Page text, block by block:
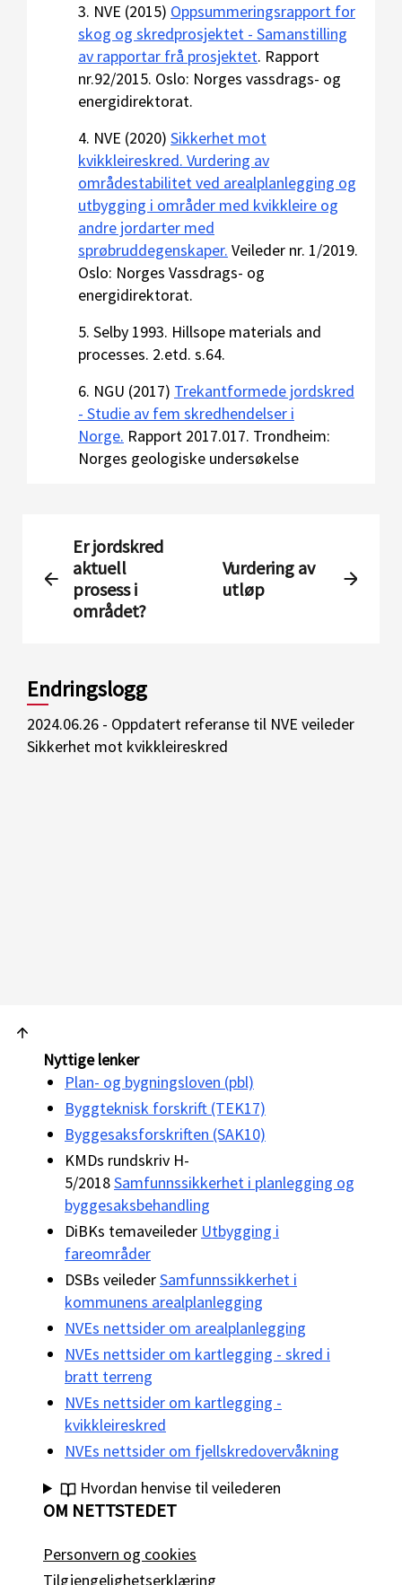
3. NVE (2015) Oppsummeringsrapport for
skog og skredprosjektet - Samanstilling
av rapportar frå prosjektet. Rapport
nr.92/2015. Oslo: Norges vassdrags- og
energidirektorat.
4. NVE (2020) Sikkerhet mot
kvikkleireskred. Vurdering av
områdestabilitet ved arealplanlegging og
utbygging i områder med kvikkleire og
andre jordarter med
sprøbruddegenskaper. Veileder nr. 1/2019.
Oslo: Norges Vassdrags- og
energidirektorat.
5. Selby 1993. Hillsope materials and
processes. 2.etd. s.64.
6. NGU (2017) Trekantformede jordskred
- Studie av fem skredhendelser i
Norge. Rapport 2017.017. Trondheim:
Norges geologiske undersøkelse
Er jordskred
aktuell
prosess i
området?
Vurdering av
utløp
Endringslogg
2024.06.26 - Oppdatert referanse til NVE veileder
Sikkerhet mot kvikkleireskred
Nyttige lenker
Plan- og bygningsloven (pbl)
Byggteknisk forskrift (TEK17)
Byggesaksforskriften (SAK10)
KMDs rundskriv H-
5/2018Samfunnssikkerhet i planlegging og
byggesaksbehandling
DiBKs temaveileder Utbygging i
fareområder
DSBs veilederSamfunnssikkerhet i
kommunens arealplanlegging
NVEs nettsider om arealplanlegging
NVEs nettsider om kartlegging - skred i
bratt terreng
NVEs nettsider om kartlegging -
kvikkleireskred
NVEs nettsider om fjellskredovervåkning
Hvordan henvise til veilederen
OM NETTSTEDET
Personvern og cookies
Tilgjengelighetserklæring